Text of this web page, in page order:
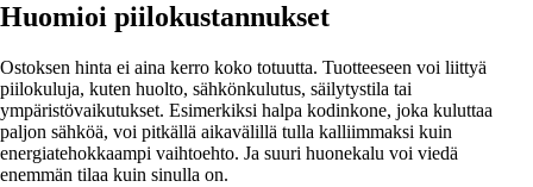
Huomioi piilokustannukset
Ostoksen hinta ei aina kerro koko totuutta. Tuotteeseen voi liittyä
piilokuluja, kuten huolto, sähkönkulutus, säilytystila tai
ympäristövaikutukset. Esimerkiksi halpa kodinkone, joka kuluttaa
paljon sähköä, voi pitkällä aikavälillä tulla kalliimmaksi kuin
energiatehokkaampi vaihtoehto. Ja suuri huonekalu voi viedä
enemmän tilaa kuin sinulla on.